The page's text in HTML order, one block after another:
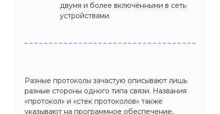
двумя и более включёнными в сеть
устройствами.
Разные протоколы зачастую описывают лишь
разные стороны одного типа связи. Названия
«протокол» и «стек протоколов» также
указывают на программное обеспечение,